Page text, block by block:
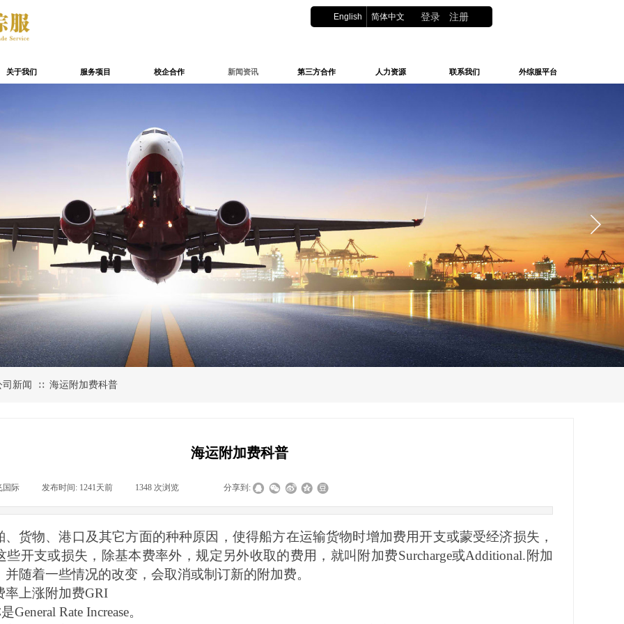
关于我们 服务项目 校企合作 新闻资讯 第三方合作 人力资源 联系我们 外综服平台
English 简体中文 登录 注册
司新闻 ∷ 海运附加费科普
海运附加费科普
国际 发布时间: 1241天前 1348 次浏览 分享到:
、货物、港口及其它方面的种种原因，使得船方在运输货物时增加费用开支或蒙受经济损失，
些开支或损失，除基本费率外，规定另外收取的费用，就叫附加费Surcharge或Additional.附加
随着一些情况的改变，会取消或制订新的附加费。
率上涨附加费GRI
General Rate Increase。